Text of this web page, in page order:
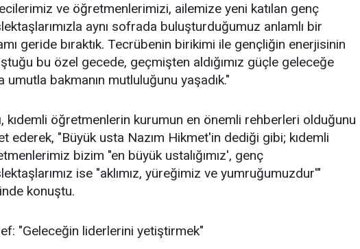
ve öğretmenlerimizi, ailemize yeni katılan genç
aynı sofrada buluşturduğumuz anlamlı bir
geride bıraktık. Tecrübenin birikimi ile gençliğin enerjisinin
bu özel gecede, geçmişten aldığımız güçle geleceğe
umutla bakmanın mutluluğunu yaşadık."
kıdemli öğretmenlerin kurumun en önemli rehberleri olduğunu
ederek, "Büyük usta Nazım Hikmet'in dediği gibi; kıdemli
bizim "en büyük ustalığımız', genç
ise "aklımız, yüreğimiz ve yumruğumuzdur'"
konuştu.
"Geleceğin liderlerini yetiştirmek"